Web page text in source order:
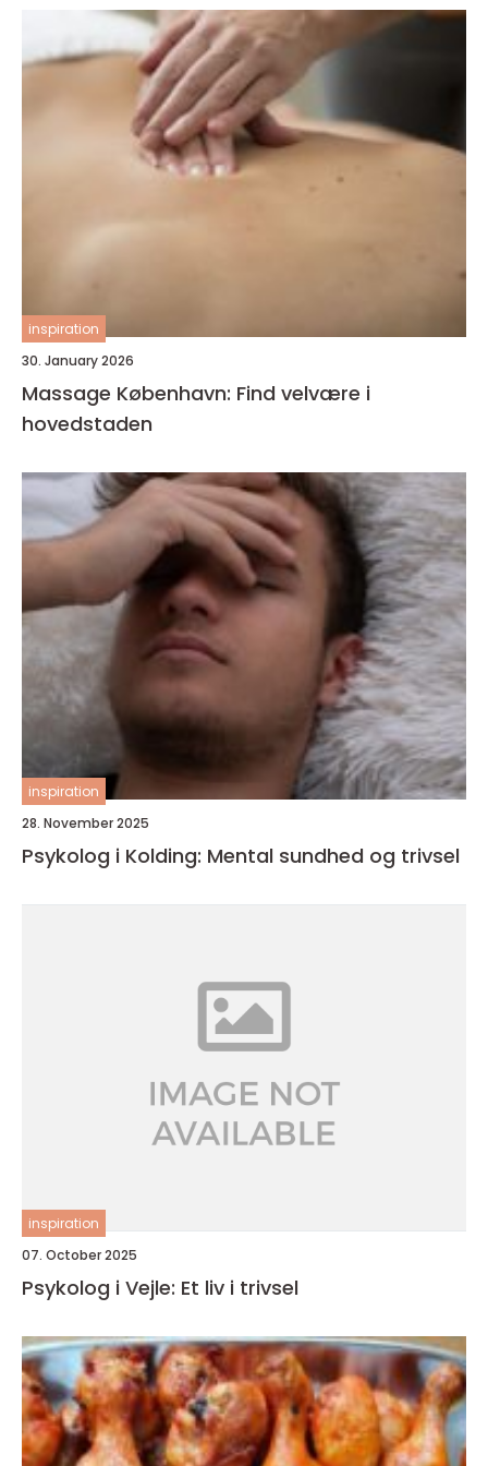
inspiration
30. January 2026
Massage København: Find velvære i
hovedstaden
inspiration
28. November 2025
Psykolog i Kolding: Mental sundhed og trivsel
inspiration
07. October 2025
Psykolog i Vejle: Et liv i trivsel